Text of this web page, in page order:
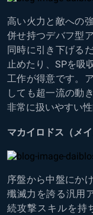
高い火力と敵への
併せ持つデバフ型
同時に引き下げる
止めたり、SPを吸
工作が得意です。
しても超一流の動
非常に扱いやすい性
マカイロドス（メイ
序盤から中盤にか
殲滅力を誇る汎用
続攻撃スキルを持